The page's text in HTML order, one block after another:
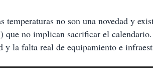
temperaturas no son una novedad y
que no implican sacrificar el
y la falta real de equipamiento e